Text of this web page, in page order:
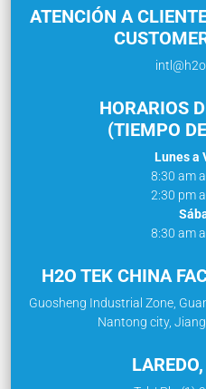
ATENCIÓN A
HORARIOS
(TIEMPO
Lunes a
8:30 am
2:30 pm
8:30 am
H2O TEK CHINA
Guosheng Industrial Zone,
Nantong city,